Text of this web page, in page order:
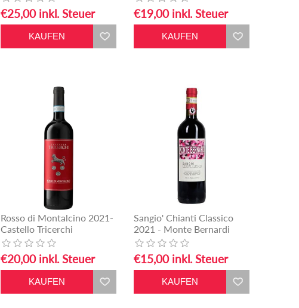
€25,00 inkl. Steuer €19,00 inkl. Steuer
Rosso di Montalcino 2021-
Castello Tricerchi
€20,00 inkl. Steuer
Sangio' Chianti Classico
2021 - Monte Bernardi
€15,00 inkl. Steuer